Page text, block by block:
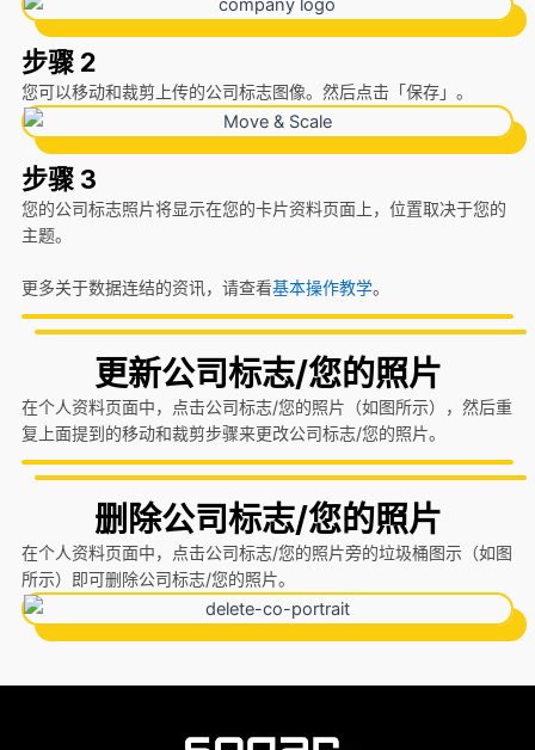
步骤 2
您可以移动和裁剪上传的公司标志图像。然后点击「保存」。
步骤 3
您的公司标志照片将显示在您的卡片资料页面上，位置取决于您的
主题。
更多关于数据连结的资讯，请查看基本操作教学。
更新公司标志/您的照片
在个人资料页面中，点击公司标志/您的照片（如图所示），然后重
复上面提到的移动和裁剪步骤来更改公司标志/您的照片。
删除公司标志/您的照片
在个人资料页面中，点击公司标志/您的照片旁的垃圾桶图示（如图
所示）即可删除公司标志/您的照片。